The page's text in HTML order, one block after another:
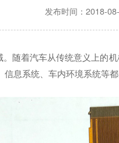
发布时间：2018-
随着汽车从传统意义上的
息系统、车内环境系统